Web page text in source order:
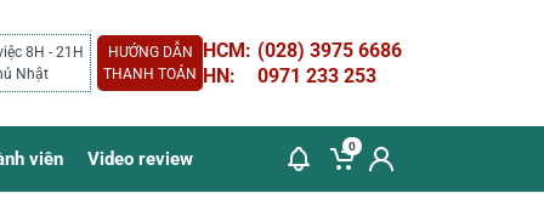
8H - 21H
Nhật
HƯỚNG DẪN
THANH TOÁN
HCM: (028) 3975 6686
HN:
0971 233 253
viên Video review
0